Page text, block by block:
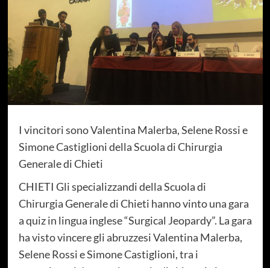
I vincitori sono Valentina Malerba, Selene Rossi e
Simone Castiglioni della Scuola di Chirurgia
Generale di Chieti
CHIETI Gli specializzandi della Scuola di
Chirurgia Generale di Chieti hanno vinto una gara
a quiz in lingua inglese “Surgical Jeopardy”. La gara
ha visto vincere gli abruzzesi Valentina Malerba,
Selene Rossi e Simone Castiglioni, tra i